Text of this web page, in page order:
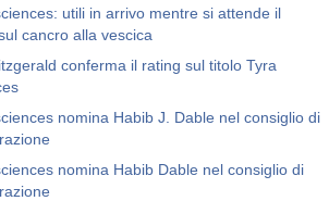
utili in arrivo mentre si attende il
cancro alla vescica
conferma il rating sul titolo Tyra
nomina Habib J. Dable nel consiglio di
nomina Habib Dable nel consiglio di